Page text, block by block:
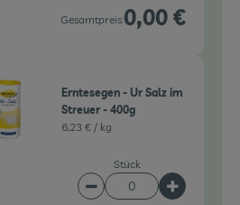
Gesamtpreis:0,00 €
Erntesegen - Ur Salz im
Streuer - 400g
6,23 € / kg
Stück
Artikelanzahl